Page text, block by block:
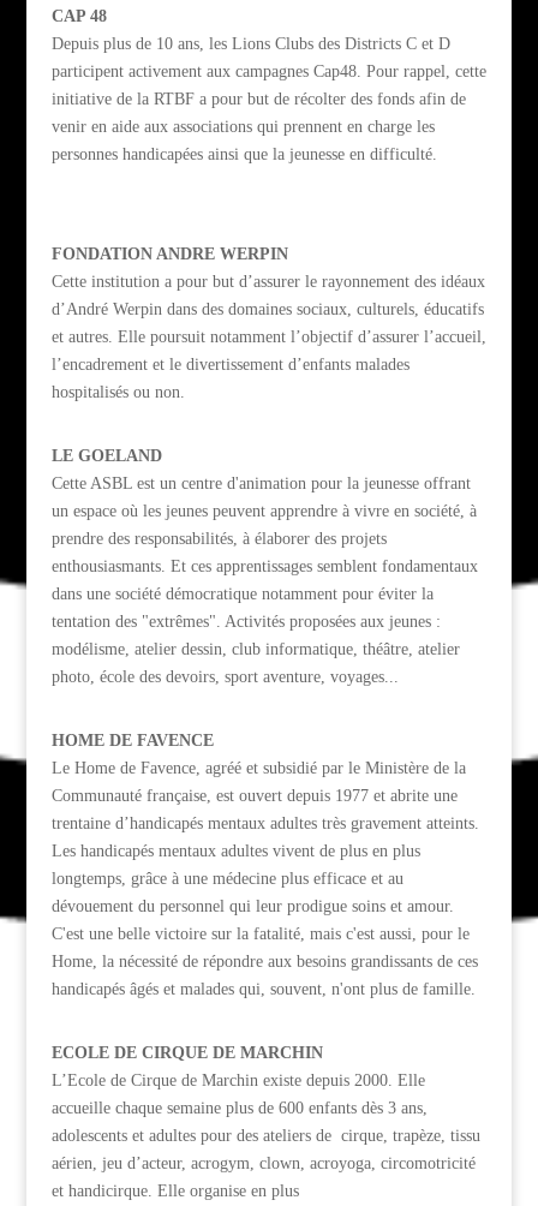
CAP 48
Depuis plus de 10 ans, les Lions Clubs des Districts C et D
participent activement aux campagnes Cap48. Pour rappel, cette
initiative de la RTBF a pour but de récolter des fonds afin de
venir en aide aux associations qui prennent en charge les
personnes handicapées ainsi que la jeunesse en difficulté.
FONDATION ANDRE WERPIN
Cette institution a pour but d’assurer le rayonnement des idéaux
d’André Werpin dans des domaines sociaux, culturels, éducatifs
et autres. Elle poursuit notamment l’objectif d’assurer l’accueil,
l’encadrement et le divertissement d’enfants malades
hospitalisés ou non.
LE GOELAND
Cette ASBL est un centre d'animation pour la jeunesse offrant
un espace où les jeunes peuvent apprendre à vivre en société, à
prendre des responsabilités, à élaborer des projets
enthousiasmants. Et ces apprentissages semblent fondamentaux
dans une société démocratique notamment pour éviter la
tentation des "extrêmes". Activités proposées aux jeunes :
modélisme, atelier dessin, club informatique, théâtre, atelier
photo, école des devoirs, sport aventure, voyages...
HOME DE FAVENCE
Le Home de Favence, agréé et subsidié par le Ministère de la
Communauté française, est ouvert depuis 1977 et abrite une
trentaine d’handicapés mentaux adultes très gravement atteints.
Les handicapés mentaux adultes vivent de plus en plus
longtemps, grâce à une médecine plus efficace et au
dévouement du personnel qui leur prodigue soins et amour.
C'est une belle victoire sur la fatalité, mais c'est aussi, pour le
Home, la nécessité de répondre aux besoins grandissants de ces
handicapés âgés et malades qui, souvent, n'ont plus de famille.
ECOLE DE CIRQUE DE MARCHIN
L’Ecole de Cirque de Marchin existe depuis 2000. Elle
accueille chaque semaine plus de 600 enfants dès 3 ans,
adolescents et adultes pour des ateliers de cirque, trapèze, tissu
aérien, jeu d’acteur, acrogym, clown, acroyoga, circomotricité
et handicirque. Elle organise en plus